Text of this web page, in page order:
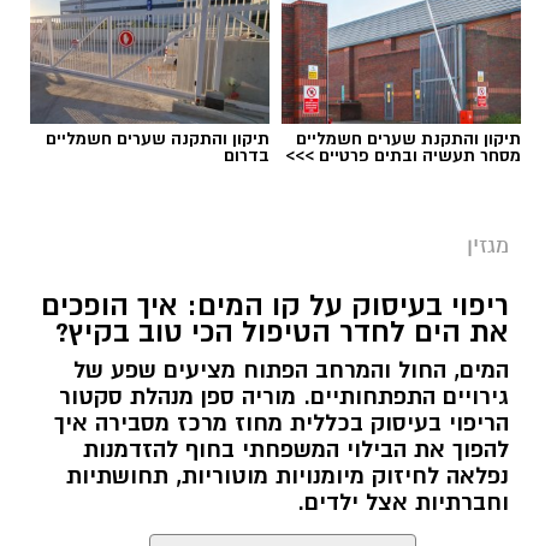
תיקון והתקנת שערים חשמליים
מסחר תעשיה ובתים פרטיים >>>
תיקון והתקנה שערים חשמליים
בדרום
מגזין
ריפוי בעיסוק על קו המים: איך הופכים
את הים לחדר הטיפול הכי טוב בקיץ?
המים, החול והמרחב הפתוח מציעים שפע של
גירויים התפתחותיים. מוריה ספן מנהלת סקטור
הריפוי בעיסוק בכללית מחוז מרכז מסבירה איך
להפוך את הבילוי המשפחתי בחוף להזדמנות
נפלאה לחיזוק מיומנויות מוטוריות, תחושתיות
וחברתיות אצל ילדים.